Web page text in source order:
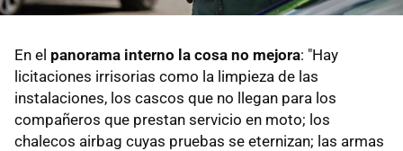
En el panorama interno la cosa no mejora: "Hay
licitaciones irrisorias como la limpieza de las
instalaciones, los cascos que no llegan para los
compañeros que prestan servicio en moto; los
chalecos airbag cuyas pruebas se eternizan; las armas